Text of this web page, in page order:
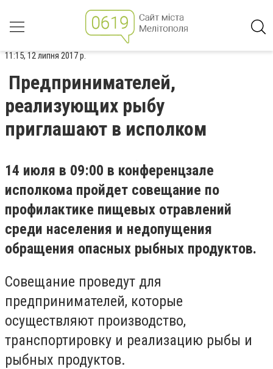
11:15, 12 липня 2017 р.
Предпринимателей,
реализующих рыбу
приглашают в исполком
14 июля в 09:00 в конференцзале
исполкома пройдет совещание по
профилактике пищевых отравлений
среди населения и недопущения
обращения опасных рыбных продуктов.
Совещание проведут для
предпринимателей, которые
осуществляют производство,
транспортировку и реализацию рыбы и
рыбных продуктов.